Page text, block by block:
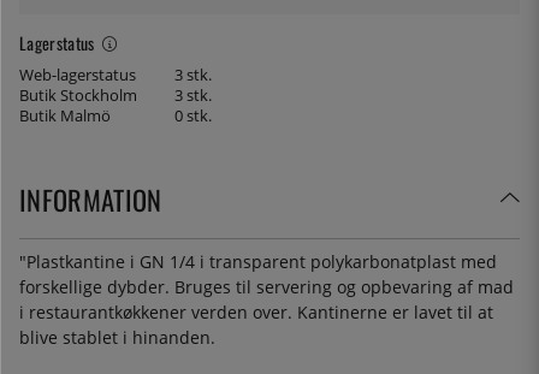
Lagerstatus
Web-lagerstatus
3 stk.
Butik Stockholm
3 stk.
Butik Malmö
0 stk.
INFORMATION
"Plastkantine i GN 1/4 i transparent polykarbonatplast med
forskellige dybder. Bruges til servering og opbevaring af mad
i restaurantkøkkener verden over. Kantinerne er lavet til at
blive stablet i hinanden.